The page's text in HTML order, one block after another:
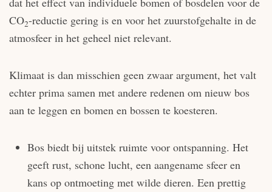
CO2-reductie gering is en voor het zuurstofgehalte in de
atmosfeer in het geheel niet relevant.
Klimaat is dan misschien geen zwaar argument, het valt
echter prima samen met andere redenen om nieuw bos
aan te leggen en bomen en bossen te koesteren.
Bos biedt bij uitstek ruimte voor ontspanning. Het
geeft rust, schone lucht, een aangename sfeer en
kans op ontmoeting met wilde dieren. Een prettig